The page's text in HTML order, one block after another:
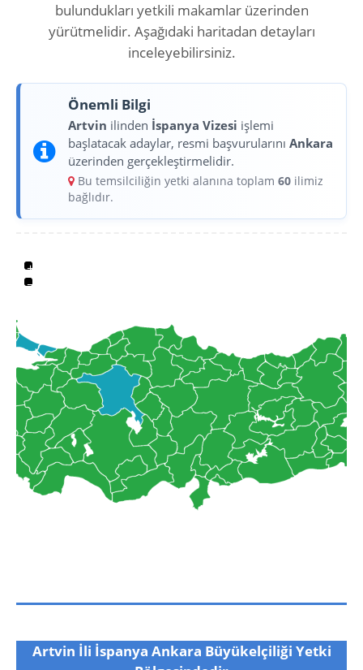
bulundukları yetkili makamlar üzerinden
yürütmelidir. Aşağıdaki haritadan detayları
inceleyebilirsiniz.
Önemli Bilgi
Artvin ilinden İspanya Vizesi işlemi
başlatacak adaylar, resmi başvurularını Ankara
üzerinden gerçekleştirmelidir.
Bu temsilciliğin yetki alanına toplam 60 ilimiz
bağlıdır.
+
−
Artvin İli İspanya Ankara Büyükelçiliği Yetki